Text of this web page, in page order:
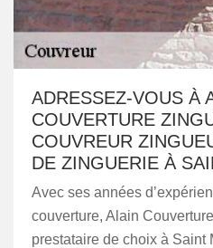
ADRESSEZ-VOUS À
COUVERTURE
COUVREUR
DE ZINGUERIE À
Avec ses années
couverture, Alain
prestataire de choix à Saint